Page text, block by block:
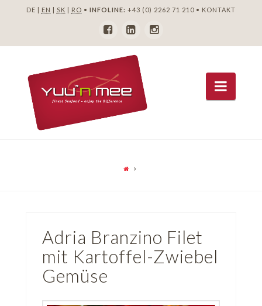
DE | EN | SK | RO • INFOLINE: +43 (0) 2262 71 210• KONTAKT
Adria Branzino Filet
mit Kartoffel-Zwiebel
Gemüse